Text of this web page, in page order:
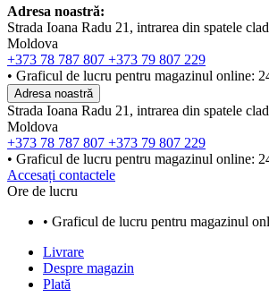
Adresa noastră:
Strada Ioana Radu 21, intrarea din spatele
Moldova
+373 78 787 807 +373 79 807 229
• Graficul de lucru pentru magazinul online:
Adresa noastră
Strada Ioana Radu 21, intrarea din spatele
Moldova
+373 78 787 807 +373 79 807 229
• Graficul de lucru pentru magazinul online:
Accesați contactele
Ore de lucru
• Graficul de lucru pentru magazinul
Livrare
Despre magazin
Plată